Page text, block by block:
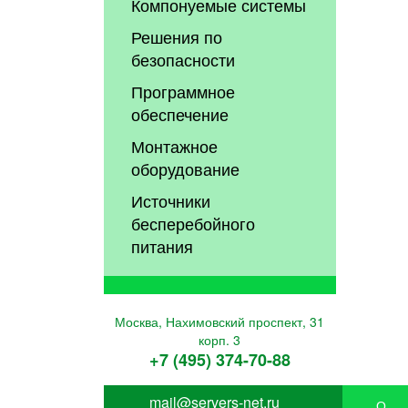
Решения по
безопасности
Программное
обеспечение
Монтажное
оборудование
Источники
бесперебойного
питания
Москва, Нахимовский проспект, 31
корп. 3
+7 (495) 374-70-88
mail@servers-net.ru